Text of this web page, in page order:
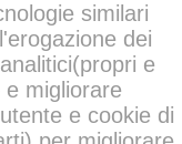
decori
similari
dei
e
migliorare
e cookie di